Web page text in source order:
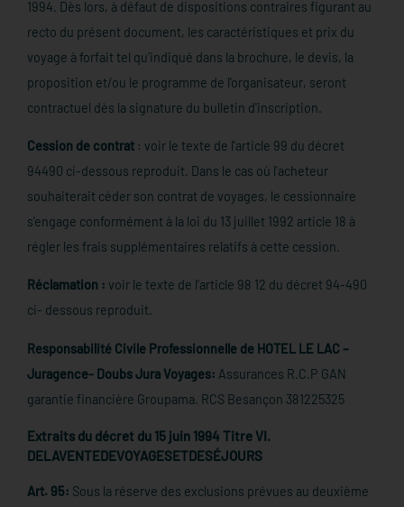
1994. Dès lors, à défaut de dispositions contraires figurant au
recto du présent document, les caractéristiques et prix du
voyage à forfait tel qu'indiqué dans la brochure, le devis, la
proposition et/ou le programme de l'organisateur, seront
contractuel dès la signature du bulletin d'inscription.
Cession de contrat : voir le texte de l'article 99 du décret
94490 ci-dessous reproduit. Dans le cas où l'acheteur
souhaiterait céder son contrat de voyages, le cessionnaire
s'engage conformément à la loi du 13 juillet 1992 article 18 à
régler les frais supplémentaires relatifs à cette cession.
Réclamation : voir le texte de l'article 98 12 du décret 94-490
ci- dessous reproduit.
Responsabilité Civile Professionnelle de HOTEL LE LAC –
Juragence- Doubs Jura Voyages: Assurances R.C.P GAN
garantie financière Groupama. RCS Besançon 381225325
Extraits du décret du 15 juin 1994 Titre VI.
DELAVENTEDEVOYAGESETDESÉJOURS
Art. 95: Sous la réserve des exclusions prévues au deuxième